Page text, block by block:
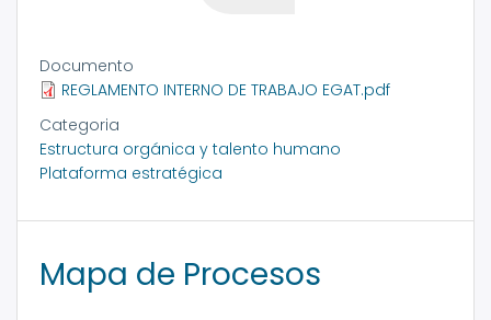
Documento
REGLAMENTO INTERNO DE TRABAJO EGAT.pdf
Categoria
Estructura orgánica y talento humano
Plataforma estratégica
Mapa de Procesos